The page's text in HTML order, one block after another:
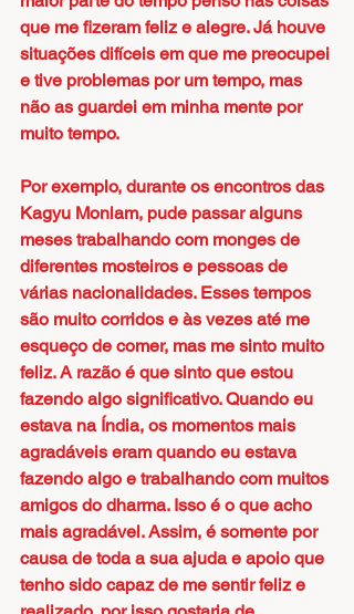
que me fizeram feliz e alegre. Já houve
situações difíceis em que me preocupei
e tive problemas por um tempo, mas
não as guardei em minha mente por
muito tempo.
Por exemplo, durante os encontros das
Kagyu Monlam, pude passar alguns
meses trabalhando com monges de
diferentes mosteiros e pessoas de
várias nacionalidades. Esses tempos
são muito corridos e às vezes até me
esqueço de comer, mas me sinto muito
feliz. A razão é que sinto que estou
fazendo algo significativo. Quando eu
estava na Índia, os momentos mais
agradáveis ​​eram quando eu estava
fazendo algo e trabalhando com muitos
amigos do dharma. Isso é o que acho
mais agradável. Assim, é somente por
causa de toda a sua ajuda e apoio que
tenho sido capaz de me sentir feliz e